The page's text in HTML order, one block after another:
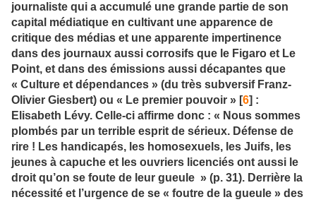
journaliste qui a accumulé une grande partie de son
capital médiatique en cultivant une apparence de
critique des médias et une apparente impertinence
dans des journaux aussi corrosifs que le Figaro et Le
Point, et dans des émissions aussi décapantes que
« Culture et dépendances » (du très subversif Franz-
Olivier Giesbert) ou « Le premier pouvoir » [6] :
Elisabeth Lévy. Celle-ci affirme donc : « Nous sommes
plombés par un terrible esprit de sérieux. Défense de
rire ! Les handicapés, les homosexuels, les Juifs, les
jeunes à capuche et les ouvriers licenciés ont aussi le
droit qu’on se foute de leur gueule » (p. 31). Derrière la
nécessité et l’urgence de se « foutre de la gueule » des